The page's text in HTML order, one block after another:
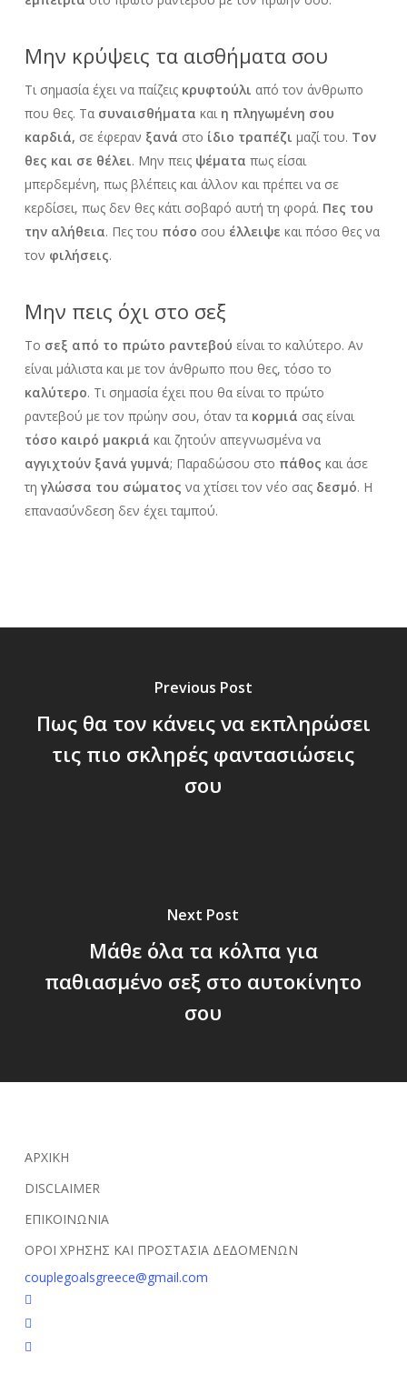
Μην κρύψεις τα αισθήματα σου
Τι σημασία έχει να παίζειςκρυφτούλι από τον άνθρωπο
που θες. Τα συναισθήματα και η πληγωμένη σου
καρδιά, σε έφεραν ξανά στο ίδιο τραπέζι μαζί του. Τον
θες και σε θέλει. Μην πειςψέματα πως είσαι
μπερδεμένη, πως βλέπεις και άλλον και πρέπει να σε
κερδίσει, πως δεν θες κάτι σοβαρό αυτή τη φορά. Πες του
την αλήθεια. Πες του πόσο σου έλλειψε και πόσο θες να
τον φιλήσεις.
Μην πεις όχι στο σεξ
Το σεξ από το πρώτο ραντεβού είναι το καλύτερο. Αν
είναι μάλιστα και με τον άνθρωπο που θες, τόσο το
καλύτερο. Τι σημασία έχει που θα είναι το πρώτο
ραντεβού με τον πρώην σου, όταν τακορμιά σας είναι
τόσο καιρό μακριά και ζητούν απεγνωσμένα να
αγγιχτούν ξανά γυμνά; Παραδώσου στο πάθος και άσε
τη γλώσσα του σώματος να χτίσει τον νέο σας δεσμό. Η
επανασύνδεση δεν έχει ταμπού.
Previous Post
Πως θα τον κάνεις να εκπληρώσει
τις πιο σκληρές φαντασιώσεις
σου
Next Post
Μάθε όλα τα κόλπα για
παθιασμένο σεξ στο αυτοκίνητο
σου
ΑΡΧΙΚΗ
DISCLAIMER
ΕΠΙΚΟΙΝΩΝΙΑ
ΟΡΟΙ ΧΡΗΣΗΣ ΚΑΙ ΠΡΟΣΤΑΣΙΑ ΔΕΔΟΜΕΝΩΝ
couplegoalsgreece@gmail.com
facebook
youtube
instagram